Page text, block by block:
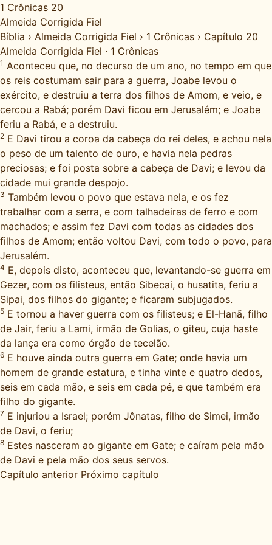
1 Crônicas 20
Almeida Corrigida Fiel
Bíblia › Almeida Corrigida Fiel › 1 Crônicas › Capítulo 20
Almeida Corrigida Fiel · 1 Crônicas
1 Aconteceu que, no decurso de um ano, no tempo em que
os reis costumam sair para a guerra, Joabe levou o
exército, e destruiu a terra dos filhos de Amom, e veio, e
cercou a Rabá; porém Davi ficou em Jerusalém; e Joabe
feriu a Rabá, e a destruiu.
2 E Davi tirou a coroa da cabeça do rei deles, e achou nela
o peso de um talento de ouro, e havia nela pedras
preciosas; e foi posta sobre a cabeça de Davi; e levou da
cidade mui grande despojo.
3 Também levou o povo que estava nela, e os fez
trabalhar com a serra, e com talhadeiras de ferro e com
machados; e assim fez Davi com todas as cidades dos
filhos de Amom; então voltou Davi, com todo o povo, para
Jerusalém.
4 E, depois disto, aconteceu que, levantando-se guerra em
Gezer, com os filisteus, então Sibecai, o husatita, feriu a
Sipai, dos filhos do gigante; e ficaram subjugados.
5 E tornou a haver guerra com os filisteus; e El-Hanã, filho
de Jair, feriu a Lami, irmão de Golias, o giteu, cuja haste
da lança era como órgão de tecelão.
6 E houve ainda outra guerra em Gate; onde havia um
homem de grande estatura, e tinha vinte e quatro dedos,
seis em cada mão, e seis em cada pé, e que também era
filho do gigante.
7 E injuriou a Israel; porém Jônatas, filho de Simei, irmão
de Davi, o feriu;
8 Estes nasceram ao gigante em Gate; e caíram pela mão
de Davi e pela mão dos seus servos.
Capítulo anterior Próximo capítulo